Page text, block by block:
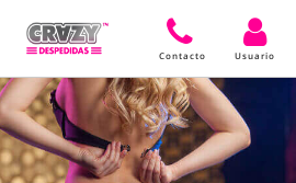
Contacto Usuario